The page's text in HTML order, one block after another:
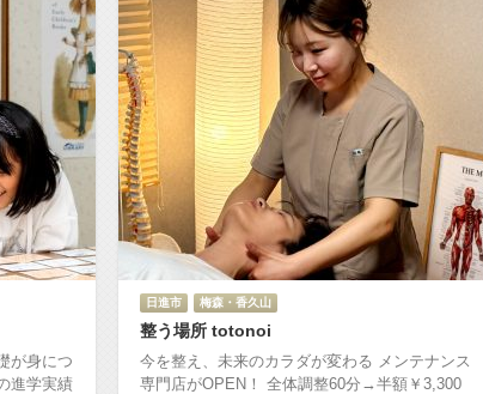
が身につ
進学実績
日進市 梅森・香久山
整う場所 totonoi
今を整え、未来のカラダが変わる メンテナンス
専門店がOPEN！ 全体調整60分→半額￥3,300